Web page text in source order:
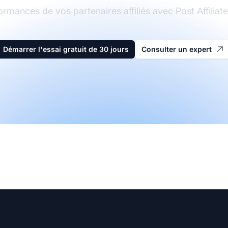
de vos partenaires affiliés avec Post
Démarrer l'essai gratuit de 30 jours Consulter un expert